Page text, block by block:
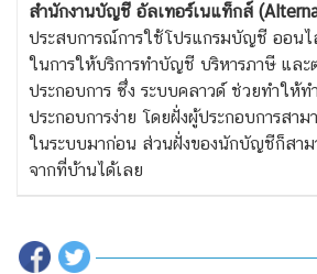
สำนักงานบัญชี อัลเทอร์เนแท็กส์
ประสบการณ์การใช้โปรแกรมบัญชี ออน
ในการให้บริการทำบัญชี บริหารภาษี และ
ประกอบการ ซึ่ง ระบบคลาวด์ ช่วยทำให้
ประกอบการง่าย โดยฝั่งผู้ประกอบการสา
ในระบบมาก่อน ส่วนฝั่งของนักบัญชีก็สาม
จากที่บ้านได้เลย